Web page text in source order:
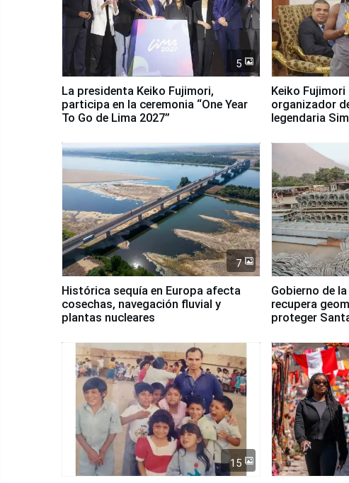
5
La presidenta Keiko Fujimori,
participa en la ceremonia “One Year
To Go de Lima 2027”
Keiko
organizador
legendaria
7
Histórica sequía en Europa afecta
cosechas, navegación fluvial y
plantas nucleares
Gobierno de
recupera
proteger
15